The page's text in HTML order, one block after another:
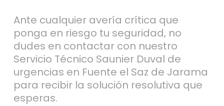
Ante cualquier avería crítica que
ponga en riesgo tu seguridad, no
dudes en contactar con nuestro
Servicio Técnico Saunier Duval de
urgencias en Fuente el Saz de Jarama
para recibir la solución resolutiva que
esperas.